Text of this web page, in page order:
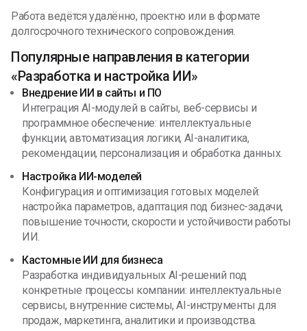
Работа ведётся удалённо, проектно или в формате
долгосрочного технического сопровождения.
Популярные направления в категории
«Разработка и настройка ИИ»
Внедрение ИИ в сайты и ПО
Интеграция AI-модулей в сайты, веб-сервисы и
программное обеспечение: интеллектуальные
функции, автоматизация логики, AI-аналитика,
рекомендации, персонализация и обработка данных.
Настройка ИИ-моделей
Конфигурация и оптимизация готовых моделей:
настройка параметров, адаптация под бизнес-задачи,
повышение точности, скорости и устойчивости работы
ИИ.
Кастомные ИИ для бизнеса
Разработка индивидуальных AI-решений под
конкретные процессы компании: интеллектуальные
сервисы, внутренние системы, AI-инструменты для
продаж, маркетинга, аналитики и производства.